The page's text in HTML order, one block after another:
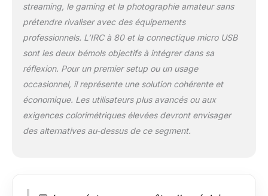
Ajustez facilement la
luminosité et la
couleur des deux
softbox avec une
seule télécommande
(piles non incluses,
nécessite 2 piles
AAA). 🚀
CONSTRUCTION DE
HAUTE QUALITÉ -
streaming, le gaming et la photographie amateur sans
prétendre rivaliser avec des équipements
professionnels. L’IRC à 80 et la connectique micro USB
sont les deux bémols objectifs à intégrer dans sa
réflexion. Pour un premier setup ou un usage
occasionnel, il représente une solution cohérente et
économique. Les utilisateurs plus avancés ou aux
exigences colorimétriques élevées devront envisager
des alternatives au-dessus de ce segment.